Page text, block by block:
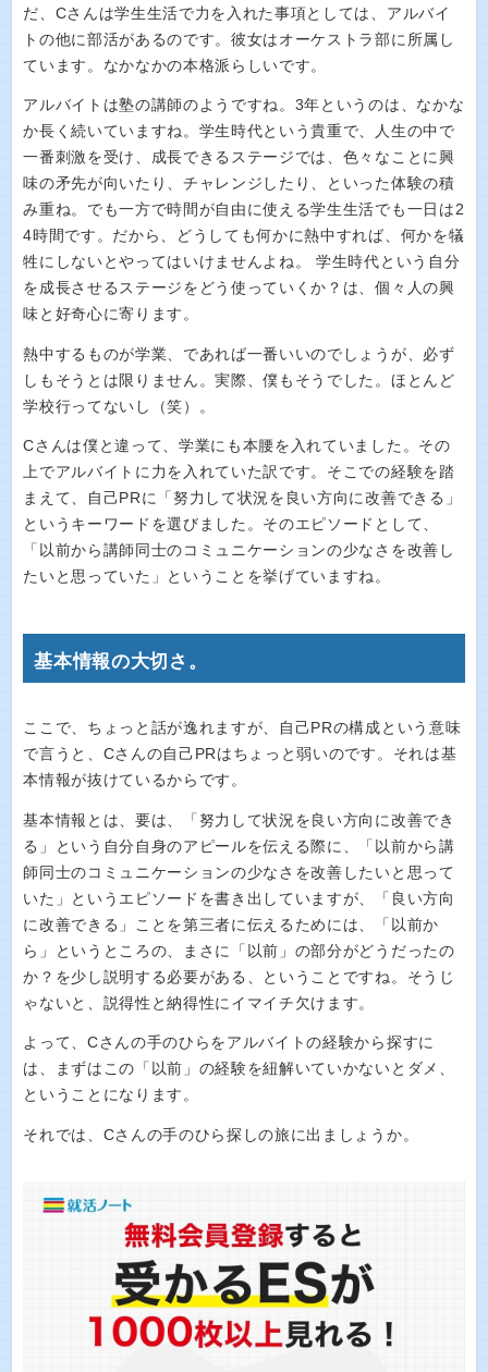
だ、Cさんは学生生活で力を入れた事項としては、アルバイ
トの他に部活があるのです。彼女はオーケストラ部に所属し
ています。なかなかの本格派らしいです。
アルバイトは塾の講師のようですね。3年というのは、なかな
か長く続いていますね。学生時代という貴重で、人生の中で
一番刺激を受け、成長できるステージでは、色々なことに興
味の矛先が向いたり、チャレンジしたり、といった体験の積
み重ね。でも一方で時間が自由に使える学生生活でも一日は2
4時間です。だから、どうしても何かに熱中すれば、何かを犠
牲にしないとやってはいけませんよね。 学生時代という自分
を成長させるステージをどう使っていくか？は、個々人の興
味と好奇心に寄ります。
熱中するものが学業、であれば一番いいのでしょうが、必ず
しもそうとは限りません。実際、僕もそうでした。ほとんど
学校行ってないし（笑）。
Cさんは僕と違って、学業にも本腰を入れていました。その
上でアルバイトに力を入れていた訳です。そこでの経験を踏
まえて、自己PRに「努力して状況を良い方向に改善できる」
というキーワードを選びました。そのエピソードとして、
「以前から講師同士のコミュニケーションの少なさを改善し
たいと思っていた」ということを挙げていますね。
基本情報の大切さ。
ここで、ちょっと話が逸れますが、自己PRの構成という意味
で言うと、Cさんの自己PRはちょっと弱いのです。それは基
本情報が抜けているからです。
基本情報とは、要は、「努力して状況を良い方向に改善でき
る」という自分自身のアピールを伝える際に、「以前から講
師同士のコミュニケーションの少なさを改善したいと思って
いた」というエピソードを書き出していますが、「良い方向
に改善できる」ことを第三者に伝えるためには、「以前か
ら」というところの、まさに「以前」の部分がどうだったの
か？を少し説明する必要がある、ということですね。そうじ
ゃないと、説得性と納得性にイマイチ欠けます。
よって、Cさんの手のひらをアルバイトの経験から探すに
は、まずはこの「以前」の経験を紐解いていかないとダメ、
ということになります。
それでは、Cさんの手のひら探しの旅に出ましょうか。